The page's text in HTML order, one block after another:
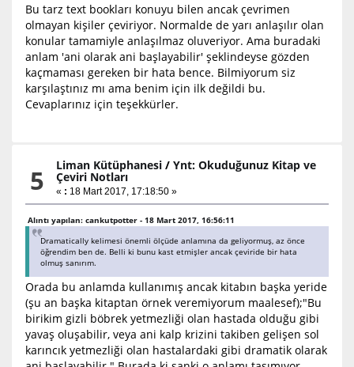
Bu tarz text bookları konuyu bilen ancak çevrimen
olmayan kişiler çeviriyor. Normalde de yarı anlaşılır olan
konular tamamiyle anlaşılmaz oluveriyor. Ama buradaki
anlam 'ani olarak ani başlayabilir' şeklindeyse gözden
kaçmaması gereken bir hata bence. Bilmiyorum siz
karşılaştınız mı ama benim için ilk değildi bu.
Cevaplarınız için teşekkürler.
5 Liman Kütüphanesi /Ynt: Okuduğunuz Kitap ve
Çeviri Notları
« : 18 Mart 2017, 17:18:50 »
Alıntı yapılan: cankutpotter - 18 Mart 2017, 16:56:11
Dramatically kelimesi önemli ölçüde anlamına da geliyormuş, az önce
öğrendim ben de. Belli ki bunu kast etmişler ancak çeviride bir hata
olmuş sanırım.
Orada bu anlamda kullanımış ancak kitabın başka yeride
(şu an başka kitaptan örnek veremiyorum maalesef);"Bu
birikim gizli böbrek yetmezliği olan hastada olduğu gibi
yavaş oluşabilir, veya ani kalp krizini takiben gelişen sol
karıncık yetmezliği olan hastalardaki gibi dramatik olarak